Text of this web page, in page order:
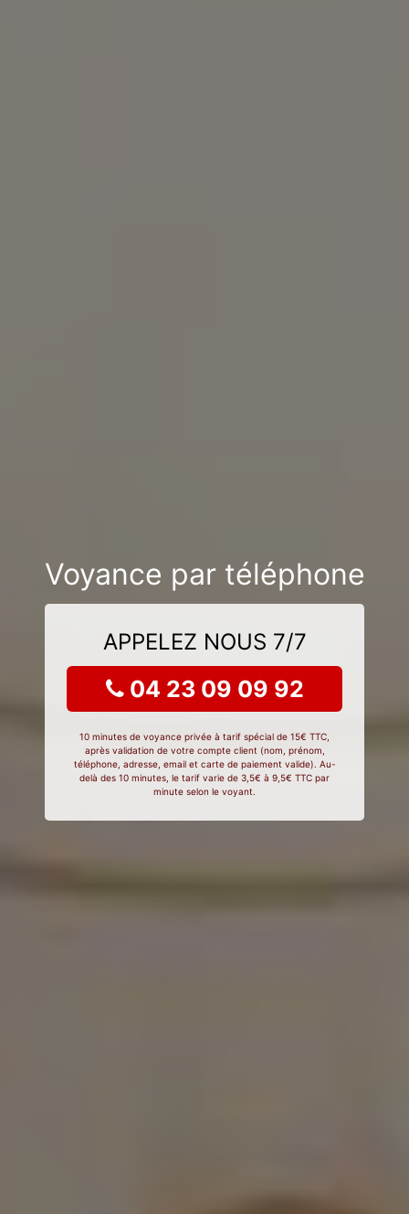
Voyance par téléphone
APPELEZ NOUS 7/7
04 23 09 09 92
10 minutes de voyance privée à tarif spécial de 15€ TTC,
après validation de votre compte client (nom, prénom,
téléphone, adresse, email et carte de paiement valide). Au-
delà des 10 minutes, le tarif varie de 3,5€ à 9,5€ TTC par
minute selon le voyant.